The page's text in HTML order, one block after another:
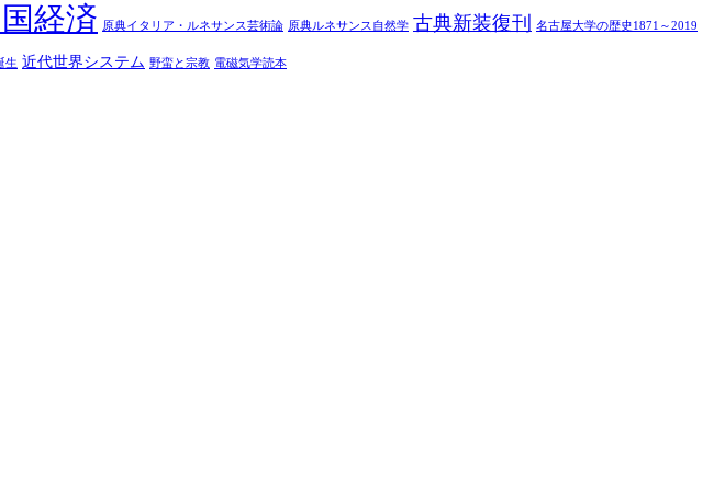
経済 原典イタリア・ルネサンス芸術論 原典ルネサンス自然学 古典新装復刊 名古屋大学の歴史1871～2019
生 近代世界システム 野蛮と宗教 電磁気学読本